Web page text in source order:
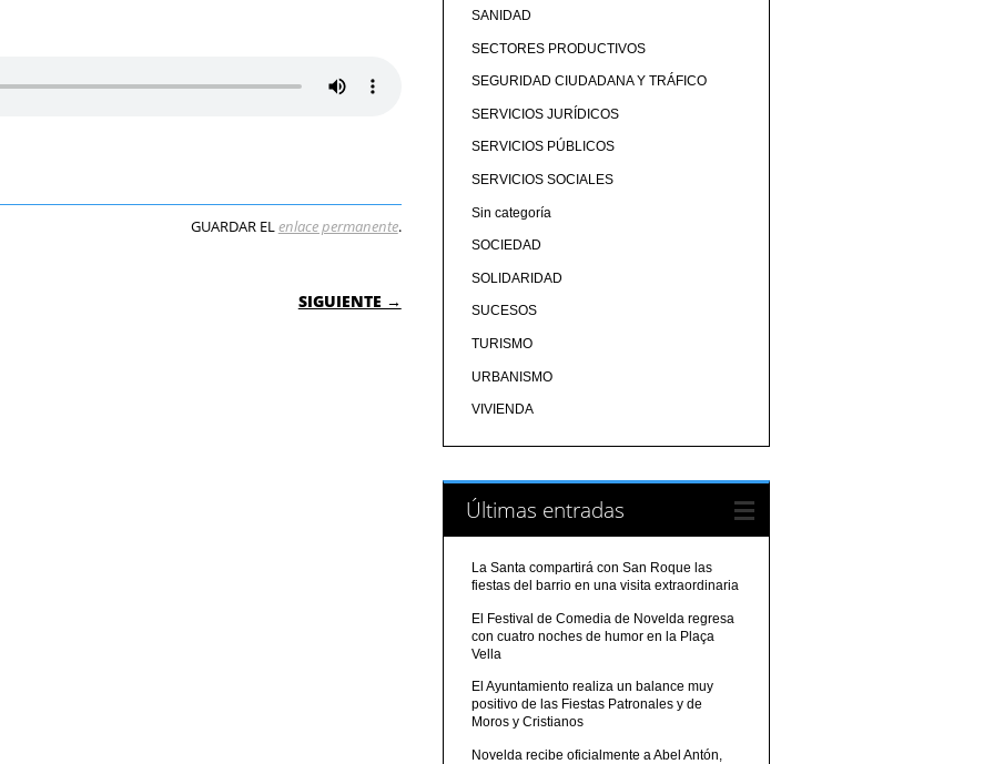
GUARDAR ELenlace permanente.
SIGUIENTE →
SANIDAD
SECTORES PRODUCTIVOS
SEGURIDAD CIUDADANA Y TRÁFICO
SERVICIOS JURÍDICOS
SERVICIOS PÚBLICOS
SERVICIOS SOCIALES
Sin categoría
SOCIEDAD
SOLIDARIDAD
SUCESOS
TURISMO
URBANISMO
VIVIENDA
Últimas entradas
La Santa compartirá con San Roque las
fiestas del barrio en una visita extraordinaria
El Festival de Comedia de Novelda regresa
con cuatro noches de humor en la Plaça
Vella
El Ayuntamiento realiza un balance muy
positivo de las Fiestas Patronales y de
Moros y Cristianos
Novelda recibe oficialmente a Abel Antón,